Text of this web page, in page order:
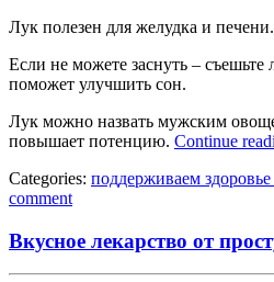
Лук полезен для желудка и печени.
Если не можете заснуть –
поможет улучшить сон.
Лук можно назвать мужским
повышает потенцию. Continue
Categories: поддерживаем здоровье
comment
Вкусное лекарство от